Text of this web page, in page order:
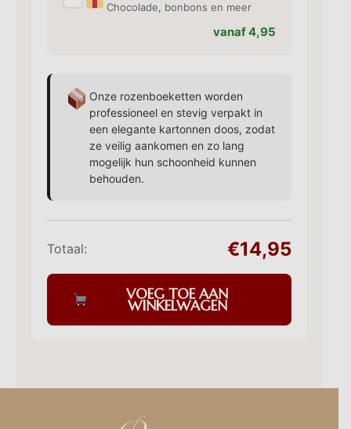
Chocolade, bonbons en meer
vanaf 4,95
Onze rozenboeketten worden
professioneel en stevig verpakt in
een elegante kartonnen doos, zodat
ze veilig aankomen en zo lang
mogelijk hun schoonheid kunnen
behouden.
Totaal: €14,95
VOEG TOE AAN
WINKELWAGEN